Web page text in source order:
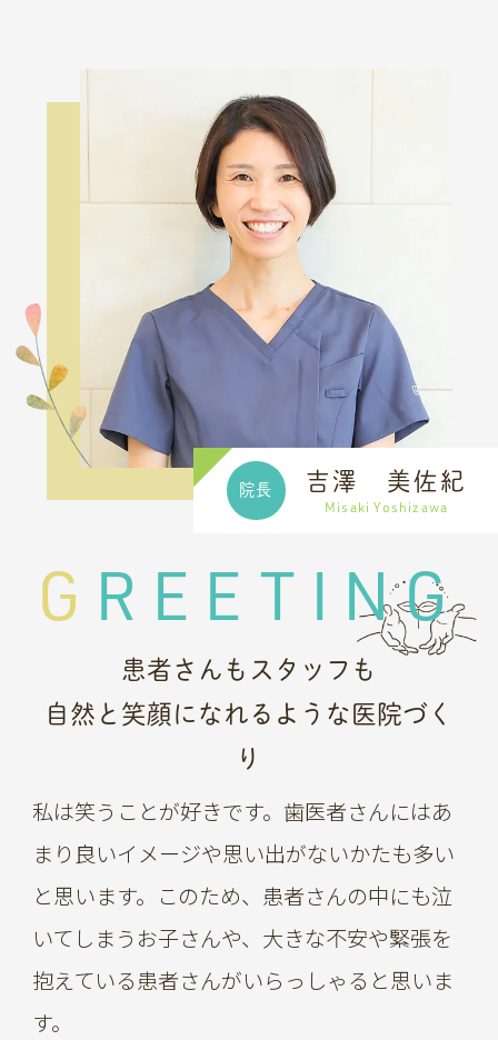
院長 吉澤 美佐紀
Misaki Yoshizawa
GREETING
患者さんもスタッフも
自然と笑顔になれるような医院づく
り
私は笑うことが好きです。歯医者さんにはあ
まり良いイメージや思い出がないかたも多い
と思います。このため、患者さんの中にも泣
いてしまうお子さんや、大きな不安や緊張を
抱えている患者さんがいらっしゃると思いま
す。